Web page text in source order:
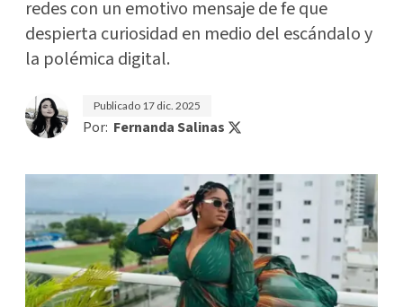
redes con un emotivo mensaje de fe que
despierta curiosidad en medio del escándalo y
la polémica digital.
Publicado 17 dic. 2025
Por: Fernanda Salinas